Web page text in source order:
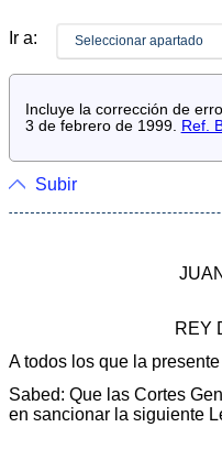
Ir a: Seleccionar apartado
Incluye la corrección de
3 de febrero de 1999.
Ref.
Subir
REY
A todos los que la
Sabed: Que las Cortes
en sancionar la siguiente